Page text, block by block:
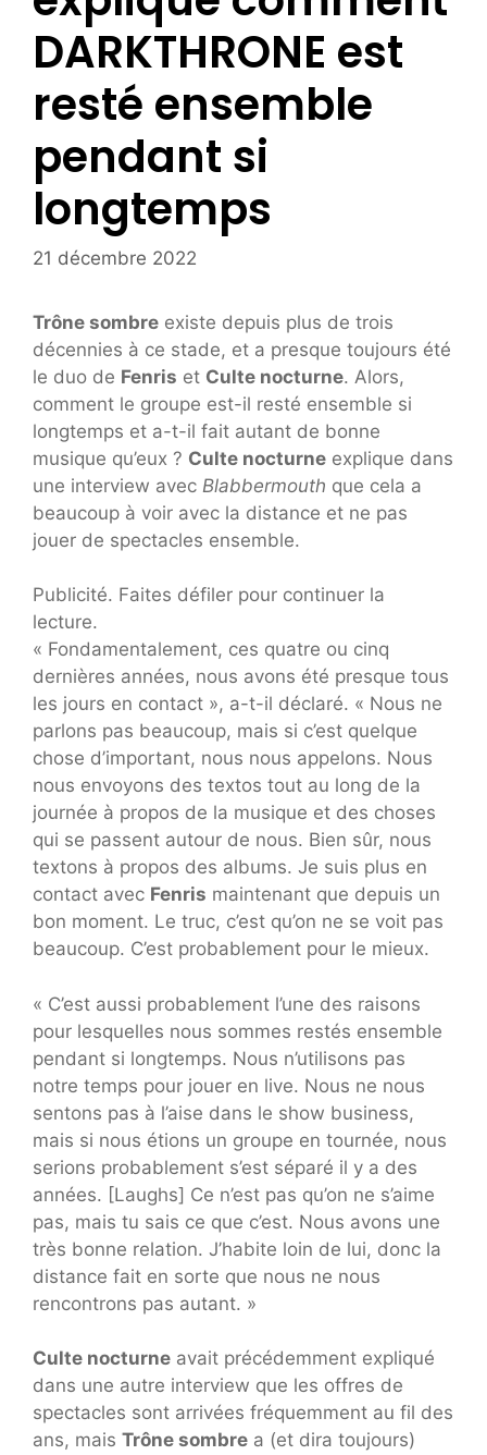
DARKTHRONE est
resté ensemble
pendant si
longtemps
21 décembre 2022
Trône sombre existe depuis plus de trois
décennies à ce stade, et a presque toujours été
le duo de Fenris et Culte nocturne. Alors,
comment le groupe est-il resté ensemble si
longtemps et a-t-il fait autant de bonne
musique qu’eux ? Culte nocturne explique dans
une interview avec Blabbermouth que cela a
beaucoup à voir avec la distance et ne pas
jouer de spectacles ensemble.
Publicité. Faites défiler pour continuer la
lecture.
« Fondamentalement, ces quatre ou cinq
dernières années, nous avons été presque tous
les jours en contact », a-t-il déclaré. « Nous ne
parlons pas beaucoup, mais si c’est quelque
chose d’important, nous nous appelons. Nous
nous envoyons des textos tout au long de la
journée à propos de la musique et des choses
qui se passent autour de nous. Bien sûr, nous
textons à propos des albums. Je suis plus en
contact avec Fenris maintenant que depuis un
bon moment. Le truc, c’est qu’on ne se voit pas
beaucoup. C’est probablement pour le mieux.
« C’est aussi probablement l’une des raisons
pour lesquelles nous sommes restés ensemble
pendant si longtemps. Nous n’utilisons pas
notre temps pour jouer en live. Nous ne nous
sentons pas à l’aise dans le show business,
mais si nous étions un groupe en tournée, nous
serions probablement s’est séparé il y a des
années. [Laughs] Ce n’est pas qu’on ne s’aime
pas, mais tu sais ce que c’est. Nous avons une
très bonne relation. J’habite loin de lui, donc la
distance fait en sorte que nous ne nous
rencontrons pas autant. »
Culte nocturne avait précédemment expliqué
dans une autre interview que les offres de
spectacles sont arrivées fréquemment au fil des
ans, mais Trône sombre a (et dira toujours)